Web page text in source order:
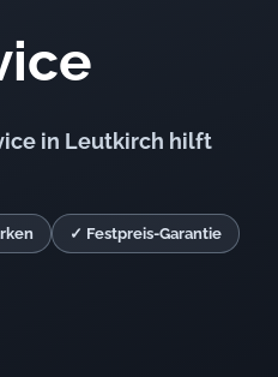
in Leutkirch hilft
✓ Festpreis-Garantie